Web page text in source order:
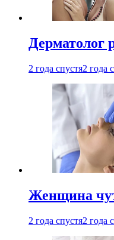
Дерматолог
2 года спустя2 года
Женщина
2 года спустя2 года